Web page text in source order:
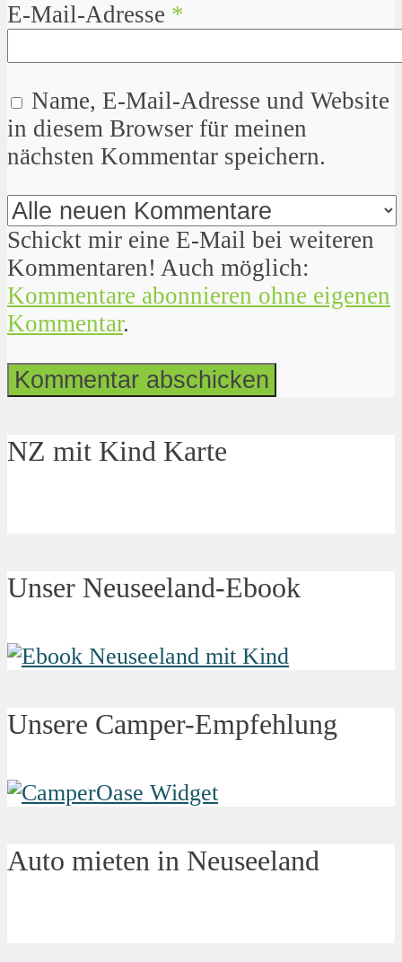
E-Mail-Adresse *
Name, E-Mail-Adresse und Website
in diesem Browser für meinen
nächsten Kommentar speichern.
Schickt mir eine E-Mail bei weiteren
Kommentaren! Auch möglich:
Kommentare abonnieren ohne eigenen
Kommentar.
NZ mit Kind Karte
Unser Neuseeland-Ebook
Unsere Camper-Empfehlung
Auto mieten in Neuseeland